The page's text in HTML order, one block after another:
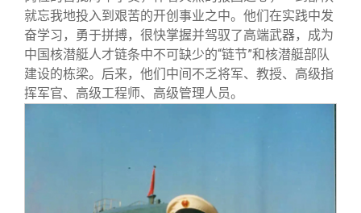
就忘我地投入到艰苦的开创事业之中。他们在实践中发
奋学习，勇于拼搏，很快掌握并驾驭了高端武器，成为
中国核潜艇人才链条中不可缺少的“链节”和核潜艇部队
建设的栋梁。后来，他们中间不乏将军、教授、高级指
挥军官、高级工程师、高级管理人员。